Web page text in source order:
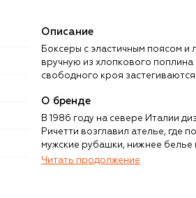
Описание
Боксеры с эластичным поясом и
вручную из хлопкового поплина
свободного кроя
О бренде
В 1986 году на севере Италии
Ричетти возглавил ателье, где
мужские рубашки, нижнее белье
года спрос привел к
Читать продолжение